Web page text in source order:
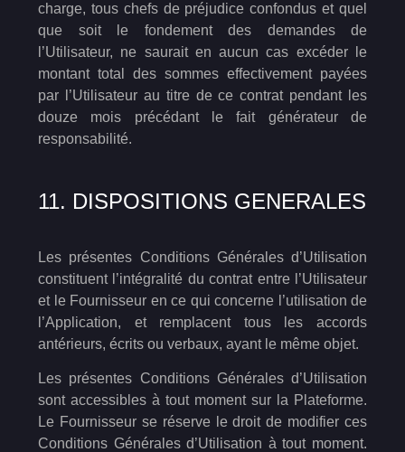
charge, tous chefs de préjudice confondus et quel
que soit le fondement des demandes de
l’Utilisateur, ne saurait en aucun cas excéder le
montant total des sommes effectivement payées
par l’Utilisateur au titre de ce contrat pendant les
douze mois précédant le fait générateur de
responsabilité.
11. DISPOSITIONS GENERALES
Les présentes Conditions Générales d’Utilisation
constituent l’intégralité du contrat entre l’Utilisateur
et le Fournisseur en ce qui concerne l’utilisation de
l’Application, et remplacent tous les accords
antérieurs, écrits ou verbaux, ayant le même objet.
Les présentes Conditions Générales d’Utilisation
sont accessibles à tout moment sur la Plateforme.
Le Fournisseur se réserve le droit de modifier ces
Conditions Générales d’Utilisation à tout moment.